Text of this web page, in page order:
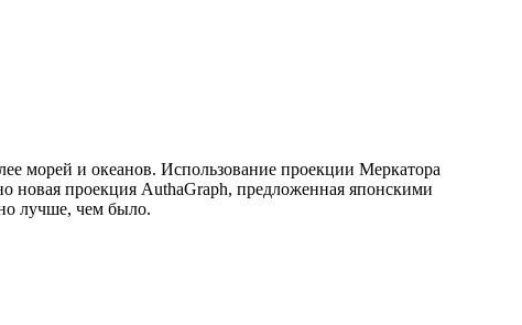
морей и океанов. Использование проекции Меркатора
новая проекция AuthaGraph, предложенная японскими
лучше, чем было.